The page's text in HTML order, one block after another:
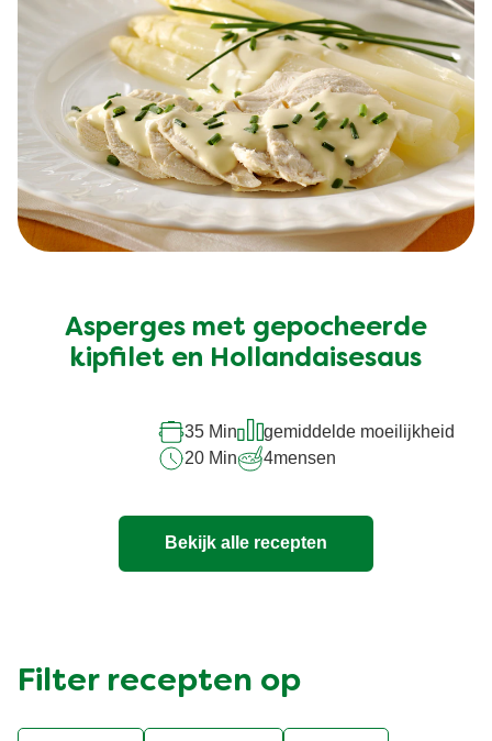
Asperges met gepocheerde
kipfilet en Hollandaisesaus
35 Min
gemiddelde moeilijkheid
20 Min
4mensen
Bekijk alle recepten
Filter recepten op